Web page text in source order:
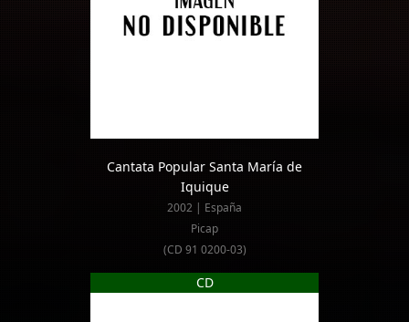
Cantata Popular Santa María de
Iquique
2002 | España
Picap
(CD 91 0200-03)
CD